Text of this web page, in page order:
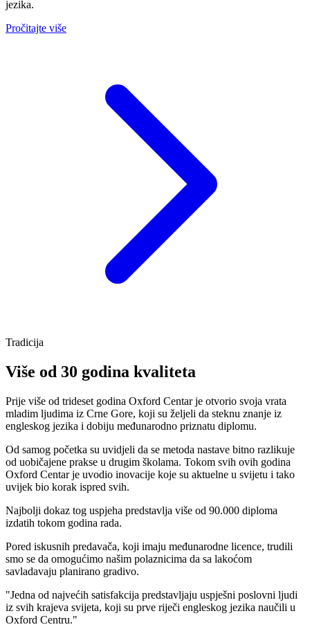
jezika.
Pročitajte više
Tradicija
Više od 30 godina kvaliteta
Prije više od trideset godina Oxford Centar je otvorio svoja vrata
mladim ljudima iz Crne Gore, koji su željeli da steknu znanje iz
engleskog jezika i dobiju međunarodno priznatu diplomu.
Od samog početka su uvidjeli da se metoda nastave bitno razlikuje
od uobičajene prakse u drugim školama. Tokom svih ovih godina
Oxford Centar je uvodio inovacije koje su aktuelne u svijetu i tako
uvijek bio korak ispred svih.
Najbolji dokaz tog uspjeha predstavlja više od 90.000 diploma
izdatih tokom godina rada.
Pored iskusnih predavača, koji imaju međunarodne licence, trudili
smo se da omogućimo našim polaznicima da sa lakoćom
savladavaju planirano gradivo.
"Jedna od najvećih satisfakcija predstavljaju uspješni poslovni ljudi
iz svih krajeva svijeta, koji su prve riječi engleskog jezika naučili u
Oxford Centru."